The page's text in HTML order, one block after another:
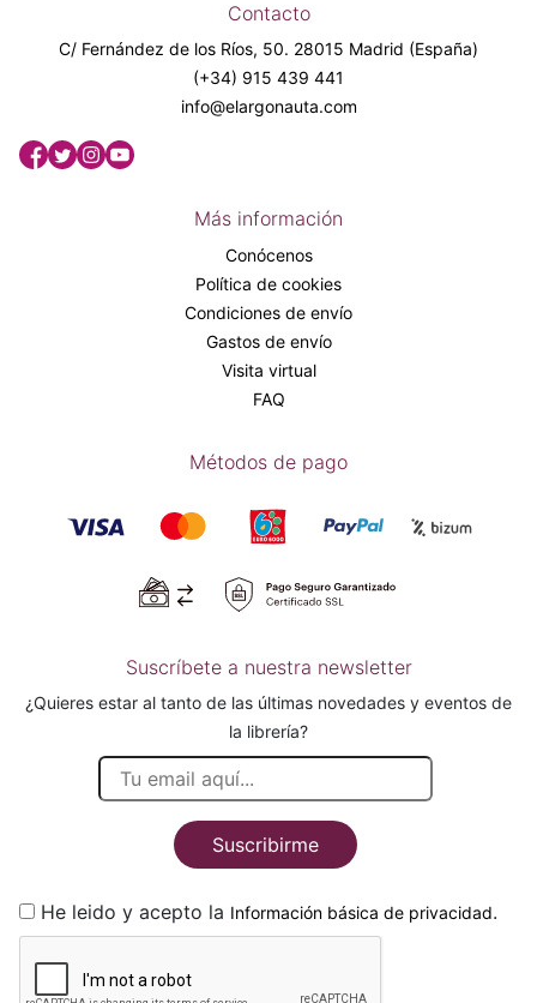
Contacto
C/ Fernández de los Ríos, 50. 28015 Madrid (España)
(+34) 915 439 441
info@elargonauta.com
Más información
Conócenos
Política de cookies
Condiciones de envío
Gastos de envío
Visita virtual
FAQ
Métodos de pago
Suscríbete a nuestra newsletter
¿Quieres estar al tanto de las últimas novedades y eventos de
la librería?
Suscribirme
He leido y acepto la Información básica de privacidad.